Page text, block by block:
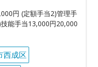
円 (定額手当2)管理手
能手当13,000円20,000
西成区